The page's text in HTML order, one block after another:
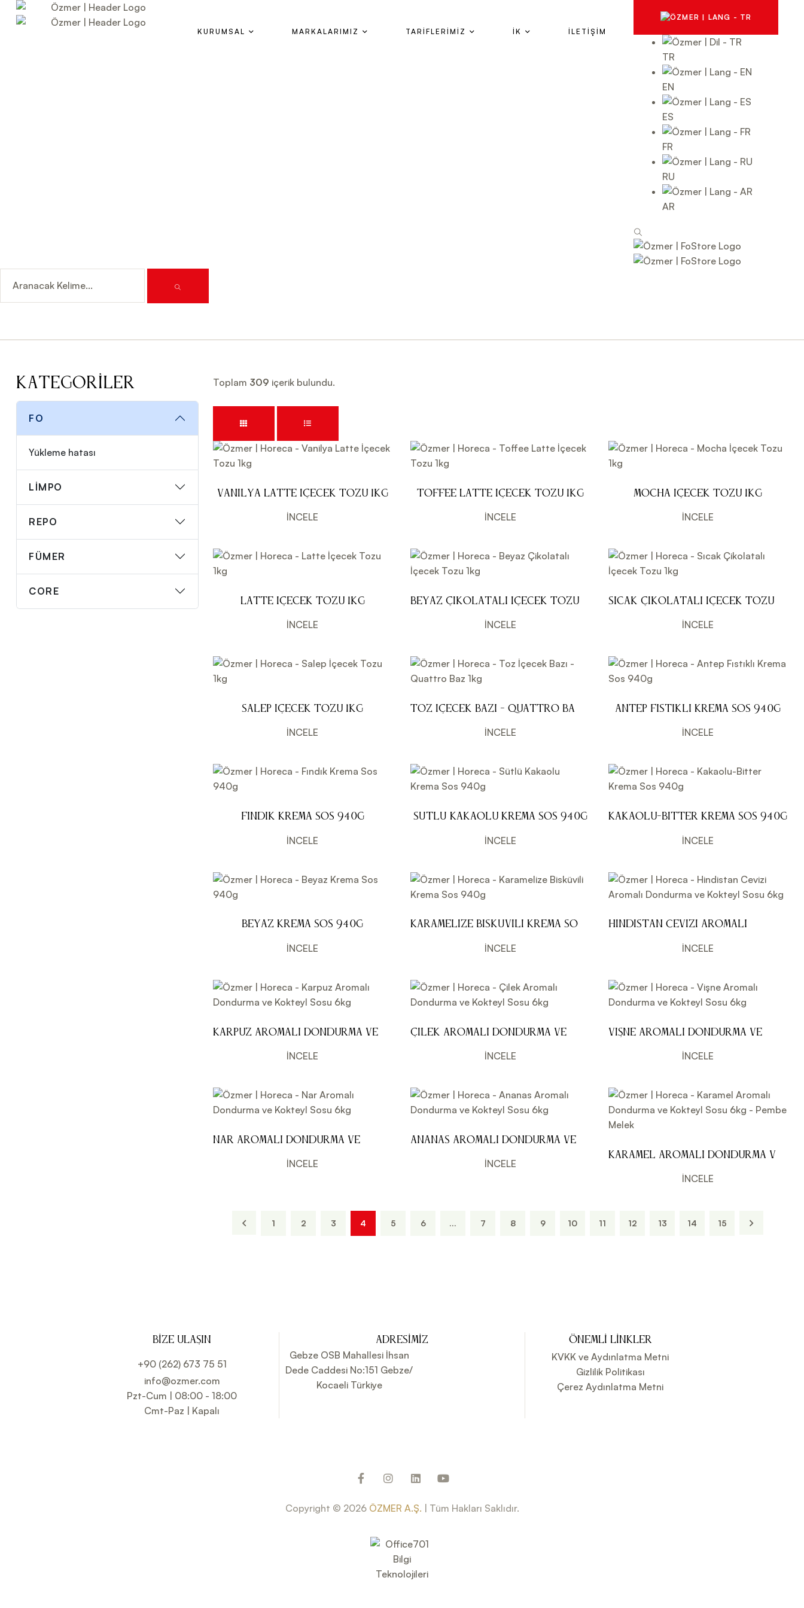
KURUMSAL MARKALARIMIZ TARİFLERİMİZ İK İLETİŞİM
TR
EN
ES
FR
RU
AR
Kategoriler
FO
Yükleme hatası
LİMPO
REPO
FÜMER
CORE
Toplam 309 içerik bulundu.
Vanilya Latte İçecek Tozu 1kg
İNCELE
Toffee Latte İçecek Tozu 1kg
İNCELE
Mocha İçecek Tozu 1kg
İNCELE
Latte İçecek Tozu 1kg
İNCELE
Beyaz Çikolatalı İçecek Tozu
İNCELE
Sıcak Çikolatalı İçecek Tozu
İNCELE
Salep İçecek Tozu 1kg
İNCELE
Toz İçecek Bazı - Quattro Baz
İNCELE
Antep Fıstıklı Krema Sos 940g
İNCELE
Fındık Krema Sos 940g
İNCELE
Sütlü Kakaolu Krema Sos 940g
İNCELE
Kakaolu-Bitter Krema Sos 940g
İNCELE
Beyaz Krema Sos 940g
İNCELE
Karamelize Bisküvili Krema Sos
İNCELE
Hindistan Cevizi Aromalı
İNCELE
Karpuz Aromalı Dondurma ve
İNCELE
Çilek Aromalı Dondurma ve
İNCELE
Vişne Aromalı Dondurma ve
İNCELE
Nar Aromalı Dondurma ve
İNCELE
Ananas Aromalı Dondurma ve
İNCELE
Karamel Aromalı Dondurma ve
İNCELE
1 2 3 4 5 6 ... 7 8 9 10 11 12 13 14 15
BIZE ULAŞIN
+90 (262) 673 75 51
info@ozmer.com
Pzt-Cum | 08:00 - 18:00
Cmt-Paz | Kapalı
ADRESIMIZ
Gebze OSB Mahallesi İhsan
Dede Caddesi No:151 Gebze/
Kocaeli Türkiye
ÖNEMLI LINKLER
KVKK ve Aydınlatma Metni
Gizlilik Politikası
Çerez Aydınlatma Metni
Copyright © 2026 ÖZMER A.Ş. | Tüm Hakları Saklıdır.